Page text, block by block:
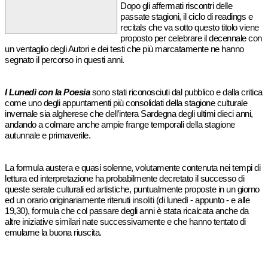
Dopo gli affermati riscontri delle
passate stagioni, il ciclo di readings e
recitals che va sotto questo titolo viene
proposto per celebrare il decennale con
un ventaglio degli Autori e dei testi che più marcatamente ne hanno
segnato il percorso in questi anni.
I Lunedì con la Poesiasono stati riconosciuti dal pubblico e dalla critica
come uno degli appuntamenti più consolidati della stagione culturale
invernale sia algherese che dell’intera Sardegna degli ultimi dieci anni,
andando a colmare anche ampie frange temporali della stagione
autunnale e primaverile.
La formula austera e quasi solenne, volutamente contenuta nei tempi di
lettura ed interpretazione ha probabilmente decretato il successo di
queste serate culturali ed artistiche, puntualmente proposte in un giorno
ed un orario originariamente ritenuti insoliti (di lunedì - appunto - e alle
19,30), formula che col passare degli anni è stata ricalcata anche da
altre iniziative similari nate successivamente e che hanno tentato di
emularne la buona riuscita.